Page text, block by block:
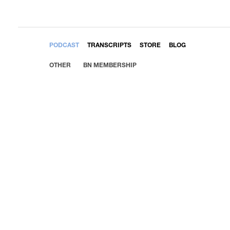
PODCAST TRANSCRIPTS STORE BLOG
OTHER BN MEMBERSHIP